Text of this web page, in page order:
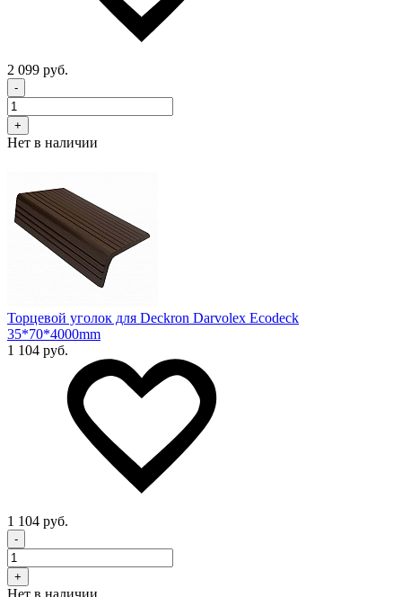
2 099 руб.
-
+
Нет в наличии
Торцевой уголок для Deckron Darvolex Ecodeck
35*70*4000mm
1 104 руб.
1 104 руб.
-
+